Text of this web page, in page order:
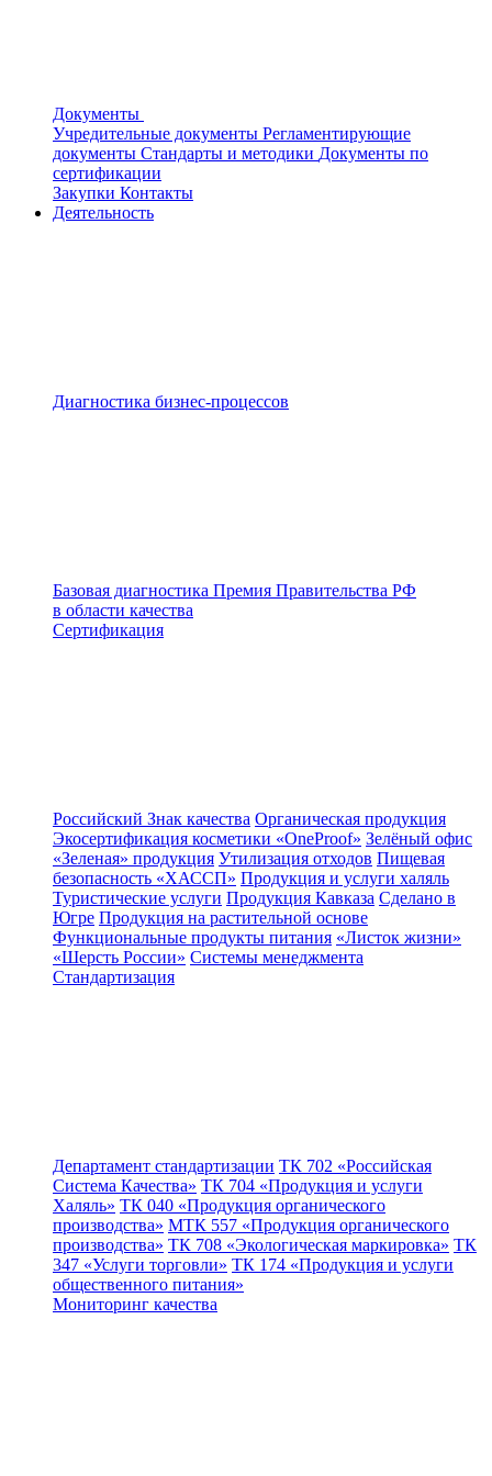
Документы
Учредительные документы Регламентирующие
документы Стандарты и методики Документы по
сертификации
Закупки Контакты
Деятельность
Диагностика бизнес-процессов
Базовая диагностика Премия Правительства РФ
в области качества
Сертификация
Российский Знак качества Органическая продукция
Экосертификация косметики «OneProof» Зелёный офис
«Зеленая» продукция Утилизация отходов Пищевая
безопасность «ХАССП» Продукция и услуги халяль
Туристические услуги Продукция Кавказа Сделано в
Югре Продукция на растительной основе
Функциональные продукты питания «Листок жизни»
«Шерсть России» Системы менеджмента
Стандартизация
Департамент стандартизации ТК 702 «Российская
Система Качества» ТК 704 «Продукция и услуги
Халяль» ТК 040 «Продукция органического
производства» МТК 557 «Продукция органического
производства» ТК 708 «Экологическая маркировка» ТК
347 «Услуги торговли» ТК 174 «Продукция и услуги
общественного питания»
Мониторинг качества